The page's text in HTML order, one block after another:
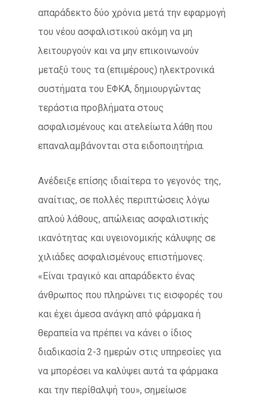
απαράδεκτο δύο χρόνια μετά την εφαρμογή
του νέου ασφαλιστικού ακόμη να μη
λειτουργούν και να μην επικοινωνούν
μεταξύ τους τα (επιμέρους) ηλεκτρονικά
συστήματα του ΕΦΚΑ, δημιουργώντας
τεράστια προβλήματα στους
ασφαλισμένους και ατελείωτα λάθη που
επαναλαμβάνονται στα ειδοποιητήρια.
Ανέδειξε επίσης ιδιαίτερα το γεγονός της,
αναίτιας, σε πολλές περιπτώσεις λόγω
απλού λάθους, απώλειας ασφαλιστικής
ικανότητας και υγειονομικής κάλυψης σε
χιλιάδες ασφαλισμένους επιστήμονες.
«Είναι τραγικό και απαράδεκτο ένας
άνθρωπος που πληρώνει τις εισφορές του
και έχει άμεσα ανάγκη από φάρμακα ή
θεραπεία να πρέπει να κάνει ο ίδιος
διαδικασία 2-3 ημερών στις υπηρεσίες για
να μπορέσει να καλύψει αυτά τα φάρμακα
και την περίθαλψή του», σημείωσε